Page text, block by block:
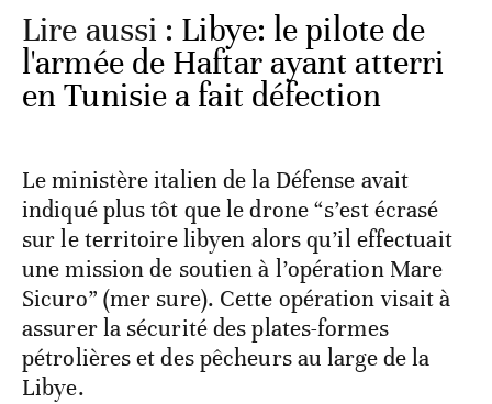
Lire aussi : Libye: le pilote de
l'armée de Haftar ayant atterri
en Tunisie a fait défection
Le ministère italien de la Défense avait
indiqué plus tôt que le drone “s’est écrasé
sur le territoire libyen alors qu’il effectuait
une mission de soutien à l’opération Mare
Sicuro” (mer sure). Cette opération visait à
assurer la sécurité des plates-formes
pétrolières et des pêcheurs au large de la
Libye.